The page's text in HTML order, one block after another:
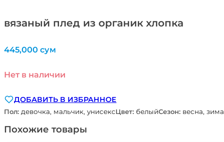
вязаный плед из органик хлопка
445,000 сум
Нет в наличии
ДОБАВИТЬ В ИЗБРАННОЕ
Пол: девочка, мальчик, унисексЦвет: белыйСезон: весна,
Похожие товары